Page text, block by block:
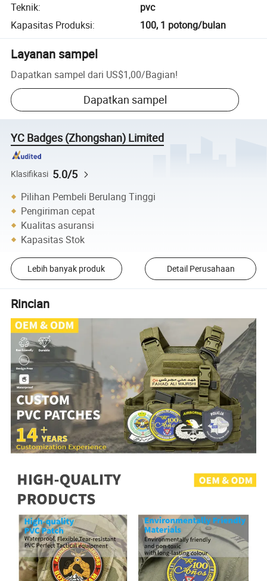
Teknik:
pvc
Kapasitas Produksi: 100, 1 potong/bulan
Layanan sampel
Dapatkan sampel dari US$1,00/Bagian!
Dapatkan sampel
YC Badges (Zhongshan) Limited
Klasifikasi 5.0/5
Pilihan Pembeli Berulang Tinggi
Pengiriman cepat
Kualitas asuransi
Kapasitas Stok
Lebih banyak produk Detail Perusahaan
Rincian